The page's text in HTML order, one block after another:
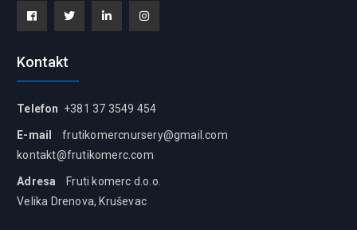
Kontakt
Telefon +381 37 3549 454
E-mail
frutikomercnursery@gmail.com
kontakt@frutikomerc.com
Adresa Fruti komerc d.o.o.
Velika Drenova, Kruševac